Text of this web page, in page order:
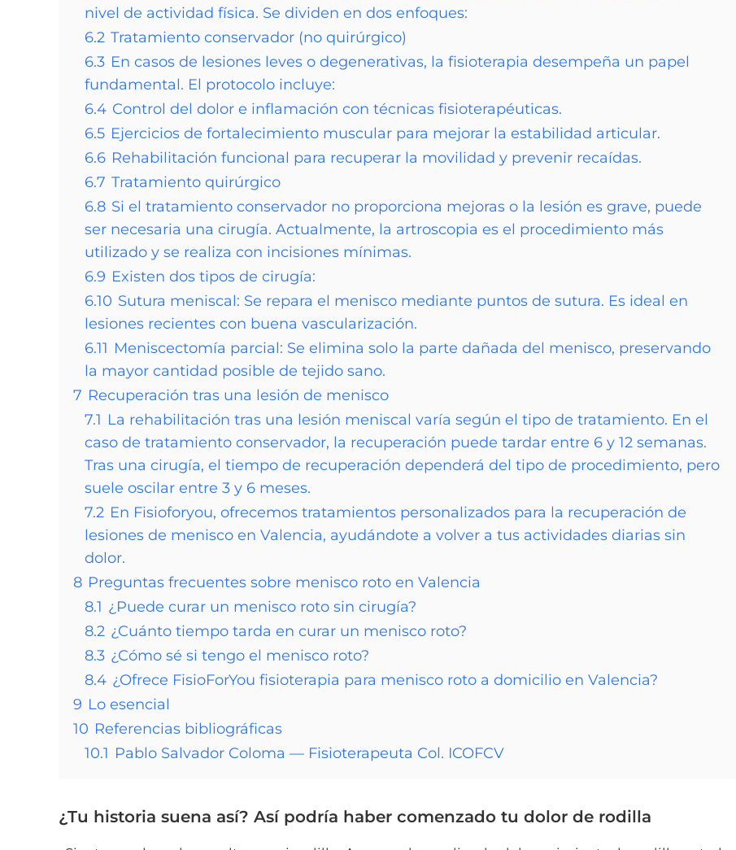
nivel de actividad física. Se dividen en dos enfoques:
6.2 Tratamiento conservador (no quirúrgico)
6.3 En casos de lesiones leves o degenerativas, la fisioterapia desempeña un papel
fundamental. El protocolo incluye:
6.4 Control del dolor e inflamación con técnicas fisioterapéuticas.
6.5 Ejercicios de fortalecimiento muscular para mejorar la estabilidad articular.
6.6 Rehabilitación funcional para recuperar la movilidad y prevenir recaídas.
6.7 Tratamiento quirúrgico
6.8 Si el tratamiento conservador no proporciona mejoras o la lesión es grave, puede
ser necesaria una cirugía. Actualmente, la artroscopia es el procedimiento más
utilizado y se realiza con incisiones mínimas.
6.9 Existen dos tipos de cirugía:
6.10 Sutura meniscal: Se repara el menisco mediante puntos de sutura. Es ideal en
lesiones recientes con buena vascularización.
6.11 Meniscectomía parcial: Se elimina solo la parte dañada del menisco, preservando
la mayor cantidad posible de tejido sano.
7 Recuperación tras una lesión de menisco
7.1 La rehabilitación tras una lesión meniscal varía según el tipo de tratamiento. En el
caso de tratamiento conservador, la recuperación puede tardar entre 6 y 12 semanas.
Tras una cirugía, el tiempo de recuperación dependerá del tipo de procedimiento, pero
suele oscilar entre 3 y 6 meses.
7.2 En Fisioforyou, ofrecemos tratamientos personalizados para la recuperación de
lesiones de menisco en Valencia, ayudándote a volver a tus actividades diarias sin
dolor.
8 Preguntas frecuentes sobre menisco roto en Valencia
8.1 ¿Puede curar un menisco roto sin cirugía?
8.2 ¿Cuánto tiempo tarda en curar un menisco roto?
8.3 ¿Cómo sé si tengo el menisco roto?
8.4 ¿Ofrece FisioForYou fisioterapia para menisco roto a domicilio en Valencia?
9 Lo esencial
10 Referencias bibliográficas
10.1 Pablo Salvador Coloma — Fisioterapeuta Col. ICOFCV
¿Tu historia suena así? Así podría haber comenzado tu dolor de rodilla